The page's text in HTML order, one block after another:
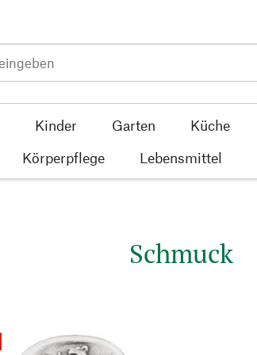
Kinder Garten Küche
Körperpflege Lebensmittel
Schmuck